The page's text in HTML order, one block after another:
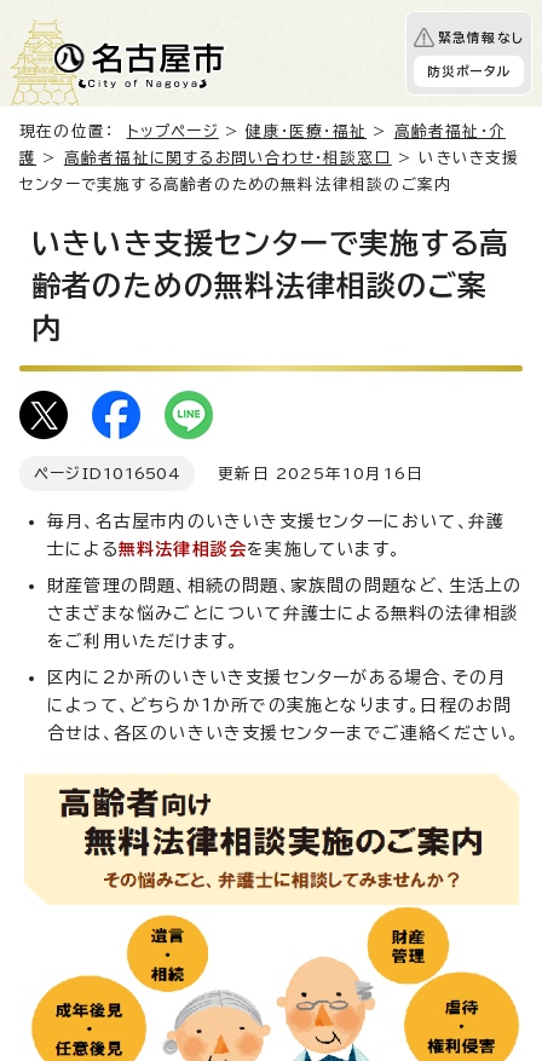
緊急情報なし
防災ポータル
現在の位置： トップページ >健康・医療・福祉 > 高齢者福祉・介
護
> 高齢者福祉に関するお問い合わせ・相談窓口
> いきいき支援
センターで実施する高齢者のための無料法律相談のご案内
いきいき支援センターで実施する高
齢者のための無料法律相談のご案
内
ページID 1016504 更新日 2025年10月16日
毎月、名古屋市内のいきいき支援センターにおいて、弁護
士による無料法律相談会を実施しています。
財産管理の問題、相続の問題、家族間の問題など、生活上の
さまざまな悩みごとについて弁護士による無料の法律相談
をご利用いただけます。
区内に2か所のいきいき支援センターがある場合、その月
によって、どちらか1か所での実施となります。日程のお問
合せは、各区のいきいき支援センターまでご連絡ください。